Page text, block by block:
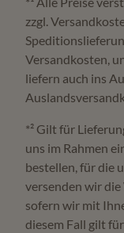
zzgl.
Versandkosten,
liefern auch ins
*² Gilt für
uns im Rahmen
bestellen, für die
versenden wir die
sofern wir mit
diesem Fall gilt